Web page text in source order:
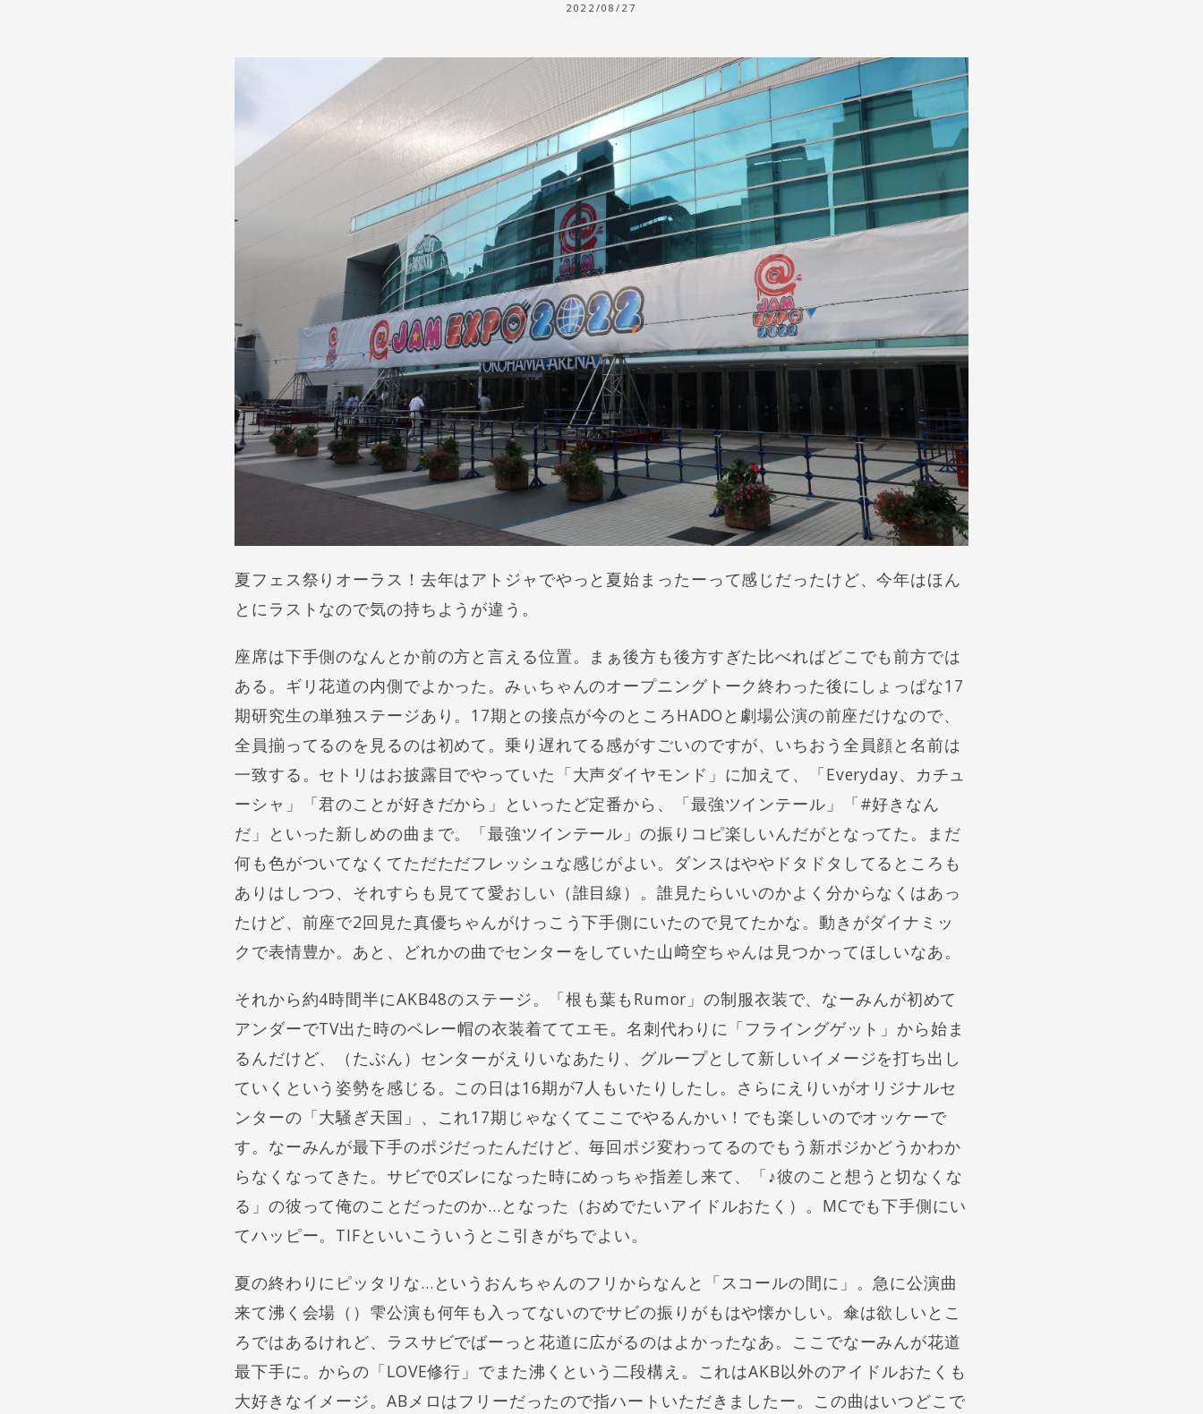
2022/08/27
夏フェス祭りオーラス！去年はアトジャでやっと夏始まったーって感じだったけど、今年はほん
とにラストなので気の持ちようが違う。
座席は下手側のなんとか前の方と言える位置。まぁ後方も後方すぎた比べればどこでも前方では
ある。ギリ花道の内側でよかった。みぃちゃんのオープニングトーク終わった後にしょっぱな17
期研究生の単独ステージあり。17期との接点が今のところHADOと劇場公演の前座だけなので、
全員揃ってるのを見るのは初めて。乗り遅れてる感がすごいのですが、いちおう全員顔と名前は
一致する。セトリはお披露目でやっていた「大声ダイヤモンド」に加えて、「Everyday、カチュ
ーシャ」「君のことが好きだから」といったど定番から、「最強ツインテール」「#好きなん
だ」といった新しめの曲まで。「最強ツインテール」の振りコピ楽しいんだがとなってた。まだ
何も色がついてなくてただただフレッシュな感じがよい。ダンスはややドタドタしてるところも
ありはしつつ、それすらも見てて愛おしい（誰目線）。誰見たらいいのかよく分からなくはあっ
たけど、前座で2回見た真優ちゃんがけっこう下手側にいたので見てたかな。動きがダイナミッ
クで表情豊か。あと、どれかの曲でセンターをしていた山﨑空ちゃんは見つかってほしいなあ。
それから約4時間半にAKB48のステージ。「根も葉もRumor」の制服衣装で、なーみんが初めて
アンダーでTV出た時のベレー帽の衣装着ててエモ。名刺代わりに「フライングゲット」から始ま
るんだけど、（たぶん）センターがえりいなあたり、グループとして新しいイメージを打ち出し
ていくという姿勢を感じる。この日は16期が7人もいたりしたし。さらにえりいがオリジナルセ
ンターの「大騒ぎ天国」、これ17期じゃなくてここでやるんかい！でも楽しいのでオッケーで
す。なーみんが最下手のポジだったんだけど、毎回ポジ変わってるのでもう新ポジかどうかわか
らなくなってきた。サビで0ズレになった時にめっちゃ指差し来て、「♪彼のこと想うと切なくな
る」の彼って俺のことだったのか…となった（おめでたいアイドルおたく）。MCでも下手側にい
てハッピー。TIFといいこういうとこ引きがちでよい。
夏の終わりにピッタリな…というおんちゃんのフリからなんと「スコールの間に」。急に公演曲
来て沸く会場（）雫公演も何年も入ってないのでサビの振りがもはや懐かしい。傘は欲しいとこ
ろではあるけれど、ラスサビでばーっと花道に広がるのはよかったなあ。ここでなーみんが花道
最下手に。からの「LOVE修行」でまた沸くという二段構え。これはAKB以外のアイドルおたくも
大好きなイメージ。ABメロはフリーだったので指ハートいただきましたー。この曲はいつどこで